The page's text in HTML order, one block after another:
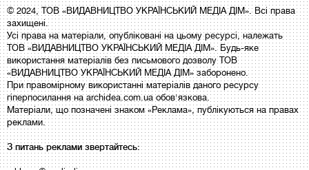
© 2024, ТОВ «ВИДАВНИЦТВО УКРАЇНСЬКИЙ МЕДІА ДІМ». Всі права
захищені.
Усі права на матеріали, опубліковані на цьому ресурсі, належать
ТОВ «ВИДАВНИЦТВО УКРАЇНСЬКИЙ МЕДІА ДІМ». Будь-яке
використання матеріалів без письмового дозволу ТОВ
«ВИДАВНИЦТВО УКРАЇНСЬКИЙ МЕДІА ДІМ» заборонено.
При правомірному використанні матеріалів даного ресурсу
гіперпосилання на archidea.com.ua обов'язкова.
Матеріали, що позначені знаком «Реклама», публікуються на правах
реклами.
З питань реклами звертайтесь: